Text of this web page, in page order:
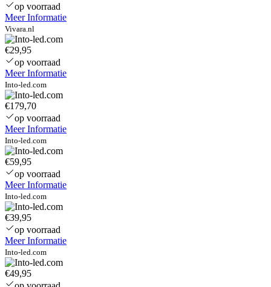
op voorraad
Meer Informatie
Vivara.nl
€29,95
op voorraad
Meer Informatie
Into-led.com
€179,70
op voorraad
Meer Informatie
Into-led.com
€59,95
op voorraad
Meer Informatie
Into-led.com
€39,95
op voorraad
Meer Informatie
Into-led.com
€49,95